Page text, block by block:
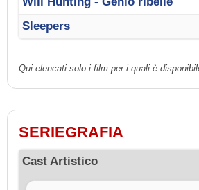
Sleepers
Qui elencati solo i film per i quali è
SERIEGRAFIA
Cast Artistico